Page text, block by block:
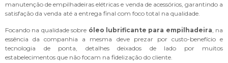
manutenção de empilhadeiras elétricas e venda de acessórios, garantindo a
satisfação da venda até a entrega final com foco total na qualidade.
Focando na qualidade sobre óleo lubrificante para empilhadeira, na
essência da companhia a mesma deve prezar por custo-benefício e
tecnologia de ponta, detalhes deixados de lado por muitos
estabelecimentos que não focam na fidelização do cliente.